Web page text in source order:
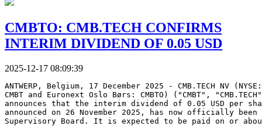
CMBTO: CMB.TECH CONFIRMS
INTERIM DIVIDEND OF 0.05 USD
2025-12-17 08:09:39
ANTWERP, Belgium, 17 December 2025 - CMB.TECH NV
CMBT and Euronext Oslo Børs: CMBTO) ("CMBT",
announces that the interim dividend of 0.05 USD per
announced on 26 November 2025, has now officially been
Supervisory Board. It is expected to be paid on or